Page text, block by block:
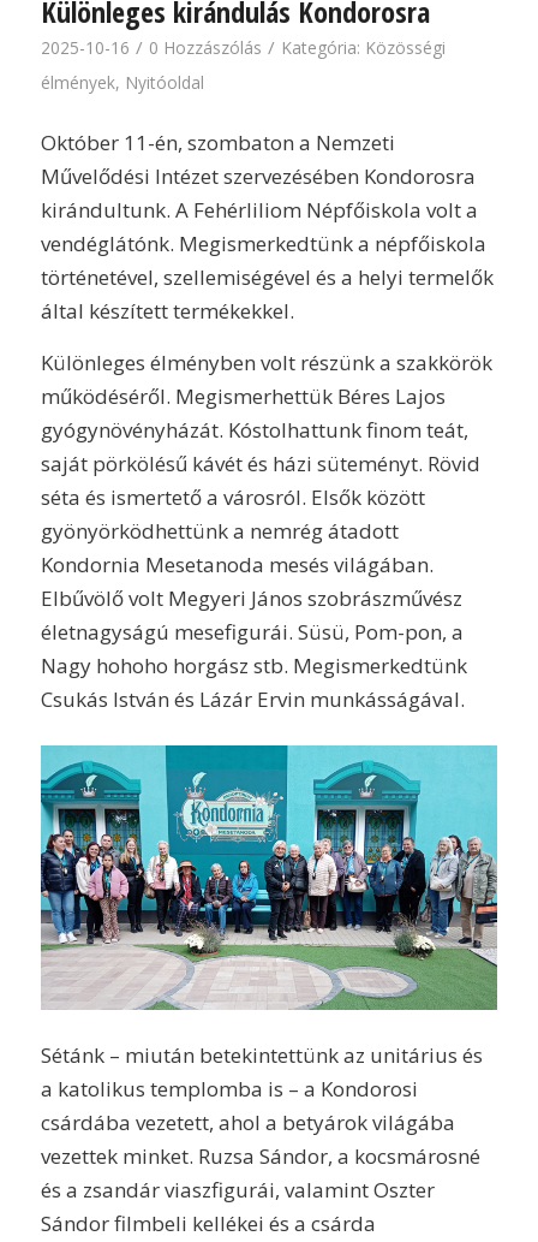
Különleges kirándulás Kondorosra
2025-10-16 / 0 Hozzászólás / Kategória: Közösségi
élmények, Nyitóoldal
Október 11-én, szombaton a Nemzeti
Művelődési Intézet szervezésében Kondorosra
kirándultunk. A Fehérliliom Népfőiskola volt a
vendéglátónk. Megismerkedtünk a népfőiskola
történetével, szellemiségével és a helyi termelők
által készített termékekkel.
Különleges élményben volt részünk a szakkörök
működéséről. Megismerhettük Béres Lajos
gyógynövényházát. Kóstolhattunk finom teát,
saját pörkölésű kávét és házi süteményt. Rövid
séta és ismertető a városról. Elsők között
gyönyörködhettünk a nemrég átadott
Kondornia Mesetanoda mesés világában.
Elbűvölő volt Megyeri János szobrászművész
életnagyságú mesefigurái. Süsü, Pom-pon, a
Nagy hohoho horgász stb. Megismerkedtünk
Csukás István és Lázár Ervin munkásságával.
Sétánk – miután betekintettünk az unitárius és
a katolikus templomba is – a Kondorosi
csárdába vezetett, ahol a betyárok világába
vezettek minket. Ruzsa Sándor, a kocsmárosné
és a zsandár viaszfigurái, valamint Oszter
Sándor filmbeli kellékei és a csárda